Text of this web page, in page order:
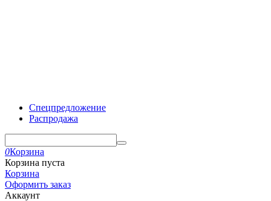
Спецпредложение
Распродажа
0Корзина
Корзина пуста
Корзина
Оформить заказ
Аккаунт